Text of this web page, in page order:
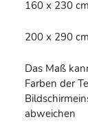
160 x 230 cm
200 x 290 cm
Das Maß
Farben der
abweichen